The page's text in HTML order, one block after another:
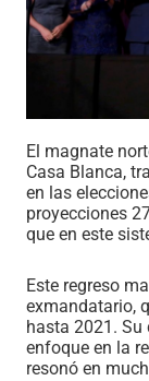
El magnate
Casa Blanca,
en las
proyecciones
que en este
Este regreso
exmandatario,
hasta 2021.
enfoque en la
resonó en